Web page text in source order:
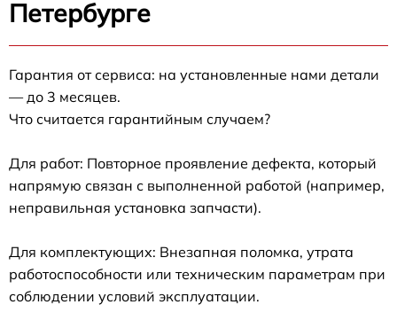
Петербурге
Гарантия от сервиса: на установленные нами детали
— до 3 месяцев.
Что считается гарантийным случаем?
Для работ: Повторное проявление дефекта, который
напрямую связан с выполненной работой (например,
неправильная установка запчасти).
Для комплектующих: Внезапная поломка, утрата
работоспособности или техническим параметрам при
соблюдении условий эксплуатации.